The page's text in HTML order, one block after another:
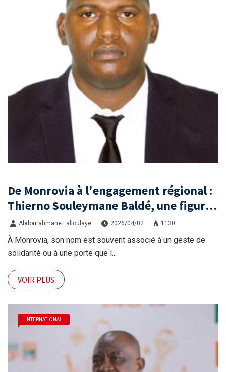
De Monrovia à l'engagement régional :
Thierno Souleymane Baldé, une figure
de compétences pour porter les
aspirations de la diaspora
Abdourahmane Falloulaye 2026/04/02 1130
À Monrovia, son nom est souvent associé à un geste de
solidarité ou à une porte que l...
VOIR PLUS
INTERNATIONAL